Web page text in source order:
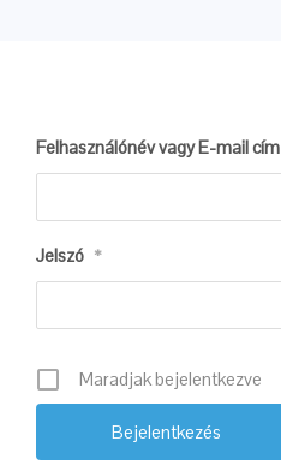
Felhasználónév vagy E-mail cím
Jelszó *
Maradjak bejelentkezve